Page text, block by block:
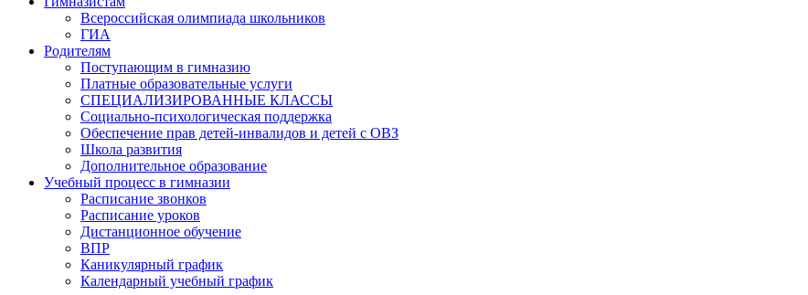
Всероссийская олимпиада школьников
ГИА
Родителям
Поступающим в гимназию
Платные образовательные услуги
СПЕЦИАЛИЗИРОВАННЫЕ КЛАССЫ
Социально-психологическая поддержка
Обеспечение прав детей-инвалидов и детей с ОВЗ
Школа развития
Дополнительное образование
Учебный процесс в гимназии
Расписание звонков
Расписание уроков
Дистанционное обучение
ВПР
Каникулярный график
Календарный учебный график